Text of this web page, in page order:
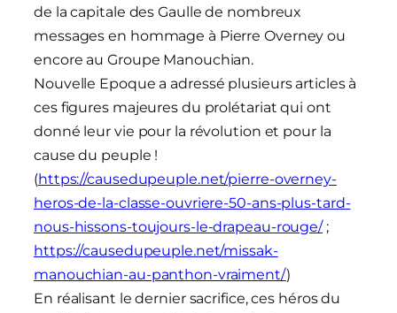
de la capitale des Gaulle de nombreux
messages en hommage à Pierre Overney ou
encore au Groupe Manouchian.
Nouvelle Epoque a adressé plusieurs articles à
ces figures majeures du prolétariat qui ont
donné leur vie pour la révolution et pour la
cause du peuple !
(https://causedupeuple.net/pierre-overney-
heros-de-la-classe-ouvriere-50-ans-plus-tard-
nous-hissons-toujours-le-drapeau-rouge/;
https://causedupeuple.net/missak-
manouchian-au-panthon-vraiment/)
En réalisant le dernier sacrifice, ces héros du